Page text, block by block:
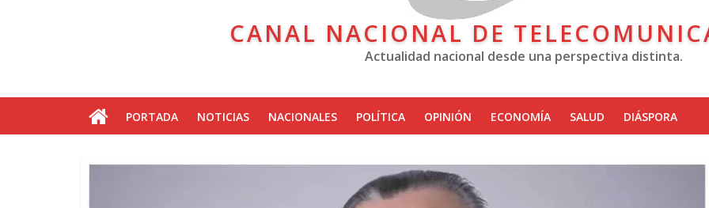
CANAL NACIONAL DE
Actualidad nacional desde una perspectiva distinta.
PORTADA NOTICIAS NACIONALES POLÍTICA OPINIÓN ECONOMÍA SALUD DIÁSPORA